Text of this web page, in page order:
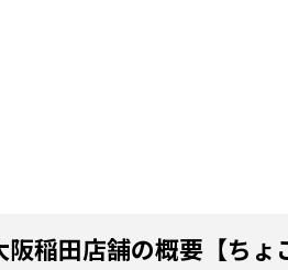
稲田店舗の概要【ちょ